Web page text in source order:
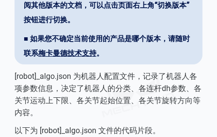
阅其他版本的文档，可以点击页面右上角“切换版本”
按钮进行切换。
■ 如果您不确定当前使用的产品是哪个版本，请随时
联系梅卡曼德技术支持。
[robot]_algo.json 为机器人配置文件，记录了机器人各
项参数信息，决定了机器人的分类、各连杆dh参数、各
关节运动上下限、各关节起始位置、各关节旋转方向等
内容。
以下为 [robot]_algo.json 文件的代码片段。